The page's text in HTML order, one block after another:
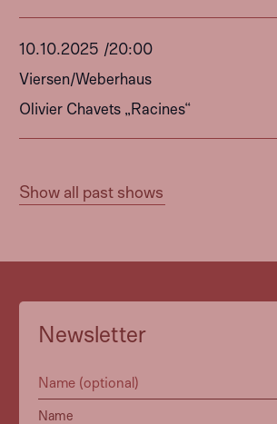
10 .10 2025 /20:00
Viersen/Weberhaus
Olivier Chavets „Racines“
Show all past shows
Newsletter
Name